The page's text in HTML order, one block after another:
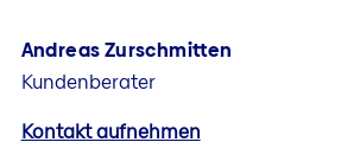
Andreas Zurschmitten
Kundenberater
Kontakt aufnehmen